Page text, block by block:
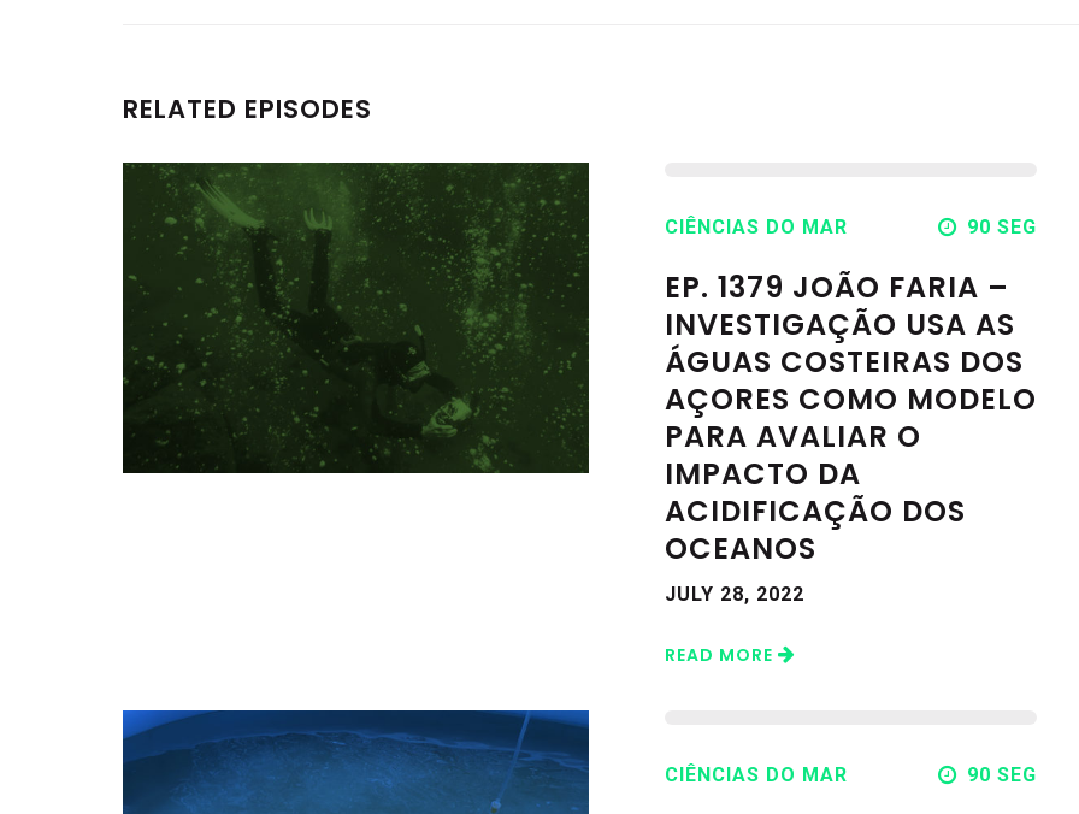
RELATED EPISODES
CIÊNCIAS DO MAR 90 SEG
EP. 1379 JOÃO FARIA –
INVESTIGAÇÃO USA AS
ÁGUAS COSTEIRAS DOS
AÇORES COMO MODELO
PARA AVALIAR O
IMPACTO DA
ACIDIFICAÇÃO DOS
OCEANOS
JULY 28, 2022
READ MORE
CIÊNCIAS DO MAR 90 SEG